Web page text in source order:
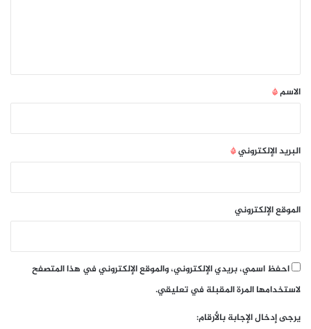
*
الاسم*
البريد الإلكتروني*
الموقع الإلكتروني
احفظ اسمي، بريدي الإلكتروني، والموقع الإلكتروني في هذا المتصفح
لاستخدامها المرة المقبلة في تعليقي.
يرجى إدخال الإجابة بالأرقام: